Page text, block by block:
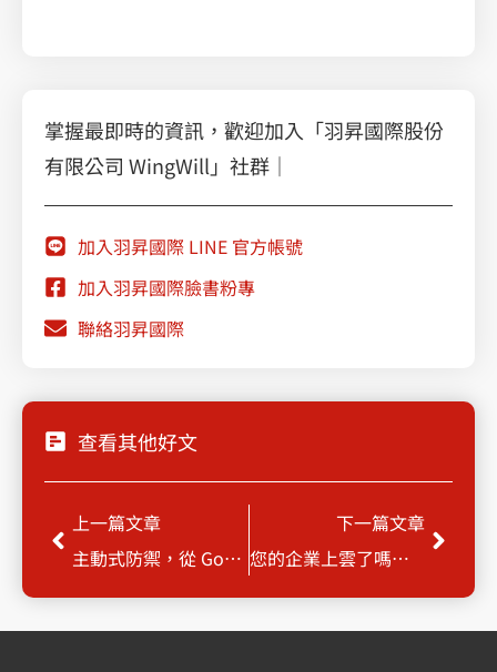
掌握最即時的資訊，歡迎加入「羽昇國際股份
有限公司 WingWill」社群｜
加入羽昇國際 LINE 官方帳號
加入羽昇國際臉書粉專
聯絡羽昇國際
查看其他好文
Prev
上一篇文章
主動式防禦，從 Google SecOps 開始！
下一篇文章
您的企業上雲了嗎？ Google Anthos/GKE 跨雲管理新解方，加速數位轉型！
Next